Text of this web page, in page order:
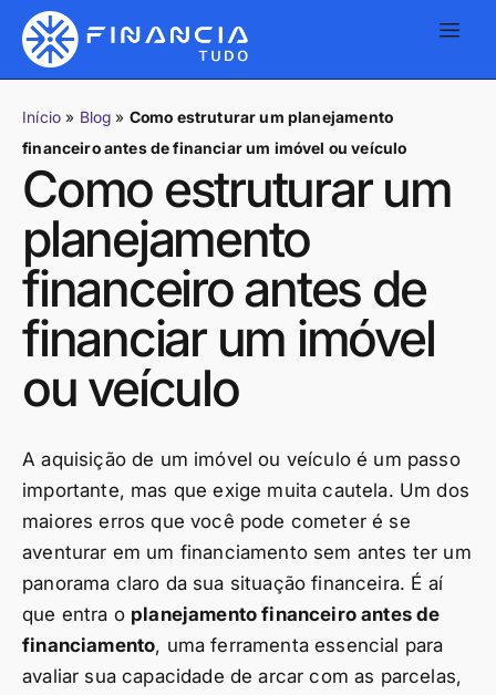
Início » Blog » Como estruturar um planejamento
financeiro antes de financiar um imóvel ou veículo
Como estruturar um
planejamento
financeiro antes de
financiar um imóvel
ou veículo
A aquisição de um imóvel ou veículo é um passo
importante, mas que exige muita cautela. Um dos
maiores erros que você pode cometer é se
aventurar em um financiamento sem antes ter um
panorama claro da sua situação financeira. É aí
que entra o planejamento financeiro antes de
financiamento, uma ferramenta essencial para
avaliar sua capacidade de arcar com as parcelas,